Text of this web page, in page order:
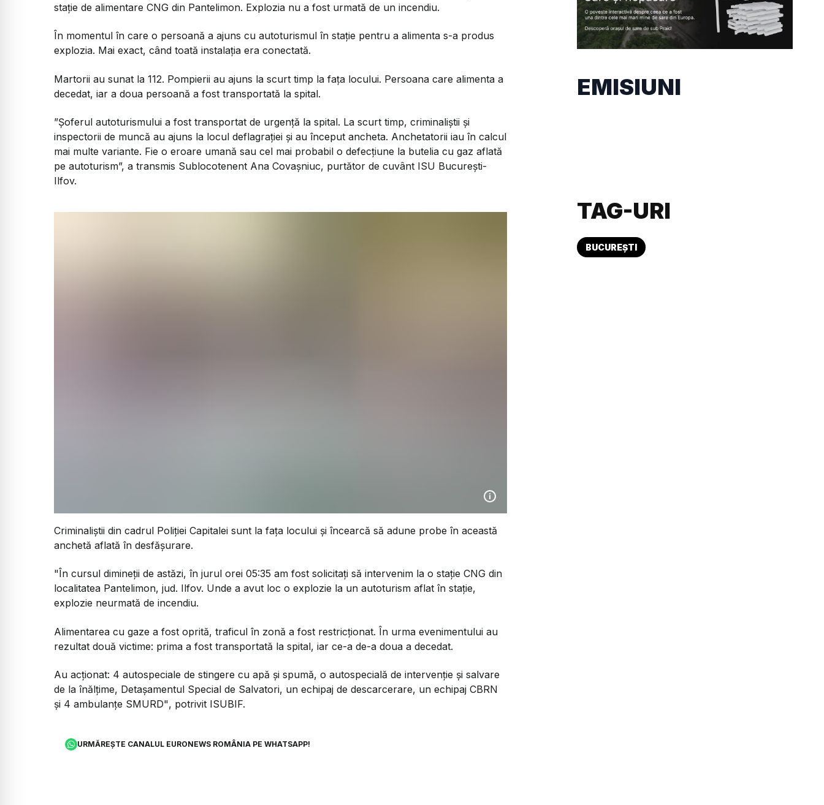
stație de alimentare CNG din Pantelimon. Explozia nu a fost urmată de un incendiu.
În momentul în care o persoană a ajuns cu autoturismul în stație pentru a alimenta s-a produs
explozia. Mai exact, când toată instalația era conectată.
Martorii au sunat la 112. Pompierii au ajuns la scurt timp la fața locului. Persoana care alimenta a
decedat, iar a doua persoană a fost transportată la spital.
”Șoferul autoturismului a fost transportat de urgență la spital. La scurt timp, criminaliștii și
inspectorii de muncă au ajuns la locul deflagrației și au început ancheta. Anchetatorii iau în calcul
mai multe variante. Fie o eroare umană sau cel mai probabil o defecțiune la butelia cu gaz aflată
pe autoturism”, a transmis Sublocotenent Ana Covașniuc, purtător de cuvânt ISU București-
Ilfov.
Criminaliștii din cadrul Poliției Capitalei sunt la fața locului și încearcă să adune probe în această
anchetă aflată în desfășurare.
"În cursul dimineții de astăzi, în jurul orei 05:35 am fost solicitați să intervenim la o stație CNG din
localitatea Pantelimon, jud. Ilfov. Unde a avut loc o explozie la un autoturism aflat în stație,
explozie neurmată de incendiu.
Alimentarea cu gaze a fost oprită, traficul în zonă a fost restricționat. În urma evenimentului au
rezultat două victime: prima a fost transportată la spital, iar ce-a de-a doua a decedat.
Au acționat: 4 autospeciale de stingere cu apă și spumă, o autospecială de intervenție și salvare
de la înălțime, Detașamentul Special de Salvatori, un echipaj de descarcerare, un echipaj CBRN
și 4 ambulanțe SMURD", potrivit ISUBIF.
URMĂREȘTE CANALUL EURONEWS ROMÂNIA PE WHATSAPP!
EMISIUNI
TAG-URI
BUCUREȘTI